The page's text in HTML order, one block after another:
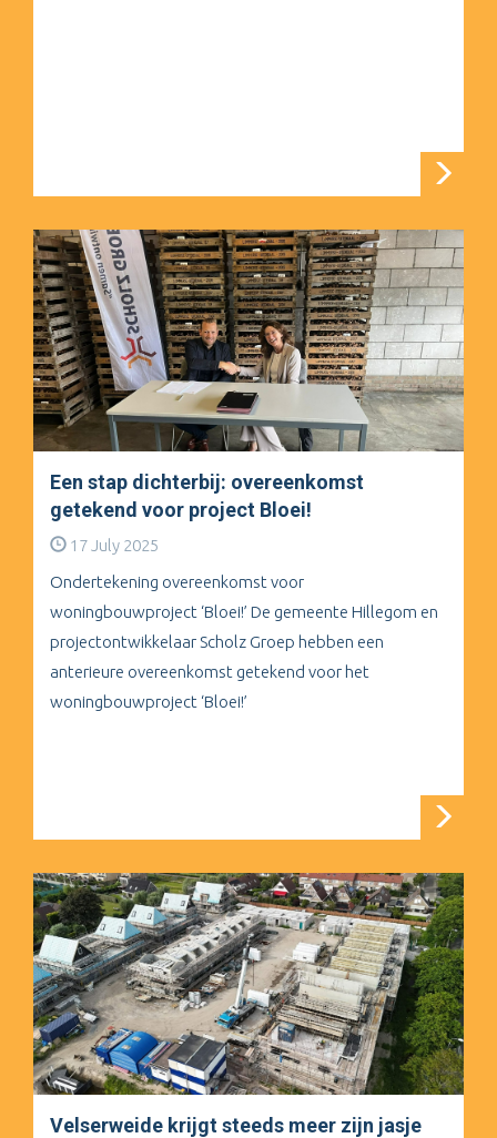
Een stap dichterbij: overeenkomst
getekend voor project Bloei!
17 July 2025
Ondertekening overeenkomst voor
woningbouwproject ‘Bloei!’ De gemeente Hillegom en
projectontwikkelaar Scholz Groep hebben een
anterieure overeenkomst getekend voor het
woningbouwproject ‘Bloei!’
Velserweide krijgt steeds meer zijn jasje